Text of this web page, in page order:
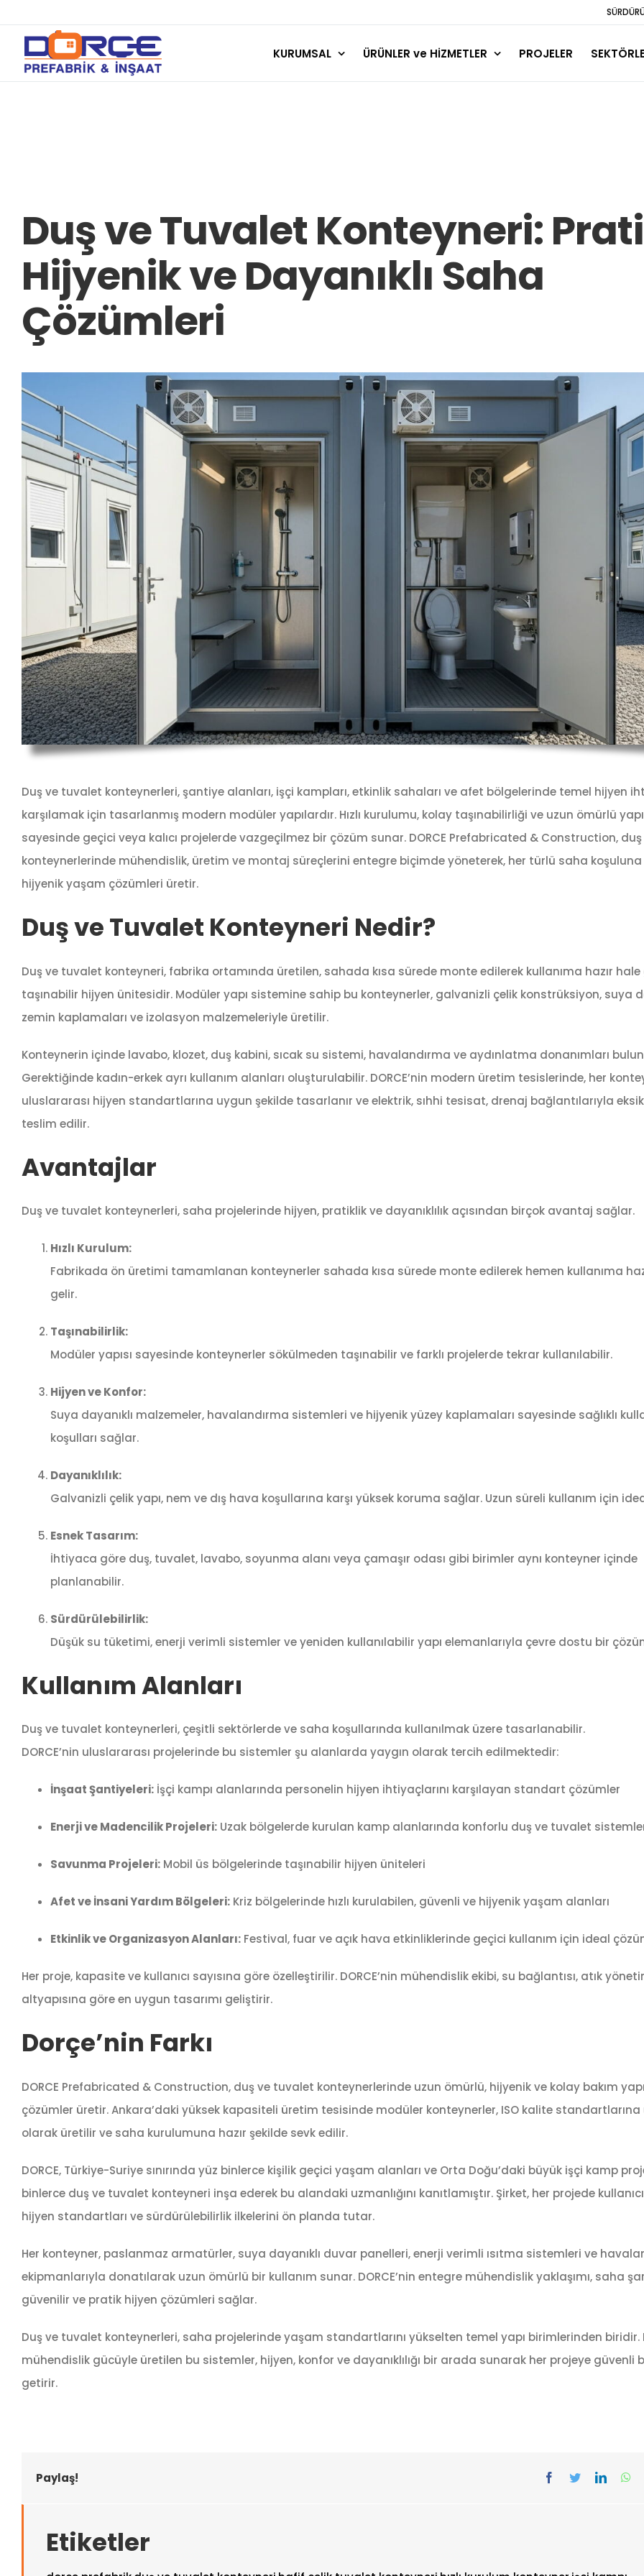
content
KURUMSAL ÜRÜNLER ve HİZMETLER PROJELER
Duş ve Tuvalet Konteyneri:
Hijyenik ve Dayanıklı Saha
Çözümleri
Duş ve tuvalet konteynerleri, şantiye alanları, işçi kampları, etkinlik sahaları ve afet bölgelerinde temel hijyen
karşılamak için tasarlanmış modern modüler yapılardır. Hızlı kurulumu, kolay taşınabilirliği ve uzun ömürlü
sayesinde geçici veya kalıcı projelerde vazgeçilmez bir çözüm sunar. DORCE Prefabricated & Construction,
konteynerlerinde mühendislik, üretim ve montaj süreçlerini entegre biçimde yöneterek, her türlü saha
hijyenik yaşam çözümleri üretir.
Duş ve Tuvalet Konteyneri Nedir?
Duş ve tuvalet konteyneri, fabrika ortamında üretilen, sahada kısa sürede monte edilerek kullanıma hazır
taşınabilir hijyen ünitesidir. Modüler yapı sistemine sahip bu konteynerler, galvanizli çelik konstrüksiyon, suya
zemin kaplamaları ve izolasyon malzemeleriyle üretilir.
Konteynerin içinde lavabo, klozet, duş kabini, sıcak su sistemi, havalandırma ve aydınlatma donanımları
Gerektiğinde kadın-erkek ayrı kullanım alanları oluşturulabilir. DORCE’nin modern üretim tesislerinde, her
uluslararası hijyen standartlarına uygun şekilde tasarlanır ve elektrik, sıhhi tesisat, drenaj bağlantılarıyla
teslim edilir.
Avantajlar
Duş ve tuvalet konteynerleri, saha projelerinde hijyen, pratiklik ve dayanıklılık açısından birçok avantaj sağlar.
Hızlı Kurulum:
Fabrikada ön üretimi tamamlanan konteynerler sahada kısa sürede monte edilerek hemen kullanıma
gelir.
Taşınabilirlik:
Modüler yapısı sayesinde konteynerler sökülmeden taşınabilir ve farklı projelerde tekrar kullanılabilir.
Hijyen ve Konfor:
Suya dayanıklı malzemeler, havalandırma sistemleri ve hijyenik yüzey kaplamaları sayesinde sağlıklı
koşulları sağlar.
Dayanıklılık:
Galvanizli çelik yapı, nem ve dış hava koşullarına karşı yüksek koruma sağlar. Uzun süreli kullanım için
Esnek Tasarım:
İhtiyaca göre duş, tuvalet, lavabo, soyunma alanı veya çamaşır odası gibi birimler aynı konteyner içinde
planlanabilir.
Sürdürülebilirlik:
Düşük su tüketimi, enerji verimli sistemler ve yeniden kullanılabilir yapı elemanlarıyla çevre dostu bir
Kullanım Alanları
Duş ve tuvalet konteynerleri, çeşitli sektörlerde ve saha koşullarında kullanılmak üzere tasarlanabilir.
DORCE’nin uluslararası projelerinde bu sistemler şu alanlarda yaygın olarak tercih edilmektedir:
İnşaat Şantiyeleri:İşçi kampı alanlarında personelin hijyen ihtiyaçlarını karşılayan standart çözümler
Enerji ve Madencilik Projeleri:Uzak bölgelerde kurulan kamp alanlarında konforlu duş ve tuvalet
Savunma Projeleri:Mobil üs bölgelerinde taşınabilir hijyen üniteleri
Afet ve İnsani Yardım Bölgeleri:Kriz bölgelerinde hızlı kurulabilen, güvenli ve hijyenik yaşam alanları
Etkinlik ve Organizasyon Alanları:Festival, fuar ve açık hava etkinliklerinde geçici kullanım için ideal
Her proje, kapasite ve kullanıcı sayısına göre özelleştirilir. DORCE’nin mühendislik ekibi, su bağlantısı, atık
altyapısına göre en uygun tasarımı geliştirir.
Dorçe’nin Farkı
DORCE Prefabricated & Construction, duş ve tuvalet konteynerlerinde uzun ömürlü, hijyenik ve kolay bakım
çözümler üretir. Ankara’daki yüksek kapasiteli üretim tesisinde modüler konteynerler, ISO kalite standartlarına
olarak üretilir ve saha kurulumuna hazır şekilde sevk edilir.
DORCE, Türkiye-Suriye sınırında yüz binlerce kişilik geçici yaşam alanları ve Orta Doğu’daki büyük işçi kamp
binlerce duş ve tuvalet konteyneri inşa ederek bu alandaki uzmanlığını kanıtlamıştır. Şirket, her projede
hijyen standartları ve sürdürülebilirlik ilkelerini ön planda tutar.
Her konteyner, paslanmaz armatürler, suya dayanıklı duvar panelleri, enerji verimli ısıtma sistemleri ve
ekipmanlarıyla donatılarak uzun ömürlü bir kullanım sunar. DORCE’nin entegre mühendislik yaklaşımı, saha
güvenilir ve pratik hijyen çözümleri sağlar.
Duş ve tuvalet konteynerleri, saha projelerinde yaşam standartlarını yükselten temel yapı birimlerinden biridir.
mühendislik gücüyle üretilen bu sistemler, hijyen, konfor ve dayanıklılığı bir arada sunarak her projeye güvenli
getirir.
Paylaş!
Etiketler